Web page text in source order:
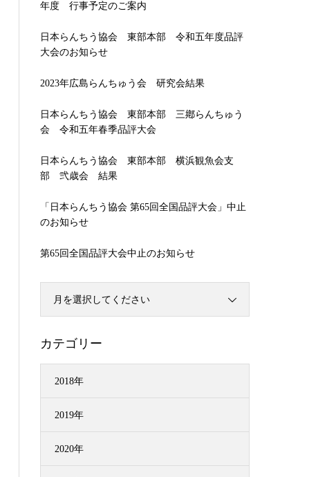
年度 行事予定のご案内
日本らんちう協会 東部本部 令和五年度品評
大会のお知らせ
2023年広島らんちゅう会 研究会結果
日本らんちう協会 東部本部 三鄕らんちゅう
会 令和五年春季品評大会
日本らんちう協会 東部本部 横浜観魚会支
部 弐歳会 結果
「日本らんちう協会 第65回全国品評大会」中止
のお知らせ
第65回全国品評大会中止のお知らせ
月を選択してください
カテゴリー
2018年
2019年
2020年